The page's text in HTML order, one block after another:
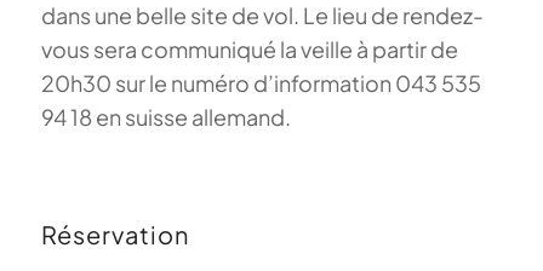
dans une belle site de vol. Le lieu de rendez-
vous sera communiqué la veille à partir de
20h30 sur le numéro d’information 043 535
94 18 en suisse allemand.
Réservation